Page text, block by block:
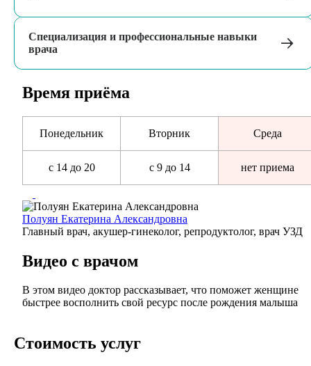
Специализация и профессиональные навыки
врача
Время приёма
Понедельник
с 14 до 20
Вторник
с 9 до 14
Среда
нет приема
Полуян Екатерина Александровна
Главный врач, акушер-гинеколог, репродуктолог, врач УЗД
Видео с врачом
В этом видео доктор рассказывает, что поможет женщине
быстрее восполнить свой ресурс после рождения малыша
Стоимость услуг